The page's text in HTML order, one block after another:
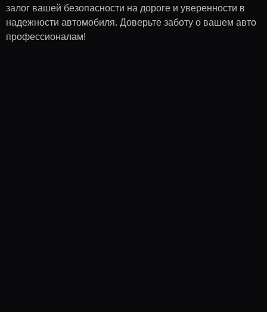
залог вашей безопасности на дороге и уверенности в
надежности автомобиля. Доверьте заботу о вашем авто
профессионалам!